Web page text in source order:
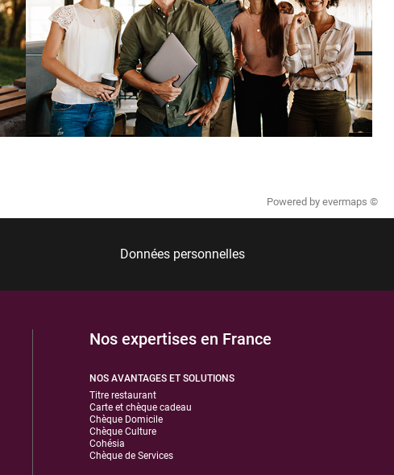
Powered by evermaps ©
Données personnelles
Nos expertises en France
NOS AVANTAGES ET SOLUTIONS
Titre restaurant
Carte et chèque cadeau
Chèque Domicile
Chèque Culture
Cohésia
Chèque de Services